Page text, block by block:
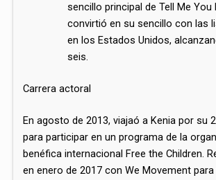
sencillo principal de Tell Me You
convirtió en su sencillo con las
en los Estados Unidos,
seis.
Carrera actoral
En agosto de 2013, viajaó a Kenia por su
para participar en un programa de la
benéfica internacional Free the Children.​
en enero de 2017 con We Movement